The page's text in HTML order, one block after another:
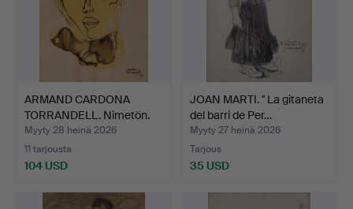
ARMAND CARDONA
TORRANDELL. Nimetön.
Myyty 28 heinä 2026
11 tarjousta
104 USD
JOAN MARTI. " La gitaneta
del barri de Per…
Myyty 27 heinä 2026
Tarjous
35 USD